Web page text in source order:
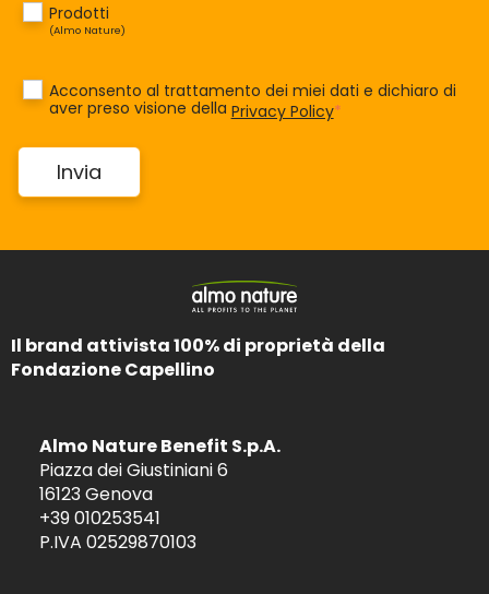
Prodotti
(Almo Nature)
Acconsento al trattamento dei miei dati e dichiaro di
aver preso visione della Privacy Policy*
Il brand attivista 100% di proprietà della
Fondazione Capellino
Almo Nature Benefit S.p.A.
Piazza dei Giustiniani 6
16123 Genova
+39 010253541
P.IVA 02529870103